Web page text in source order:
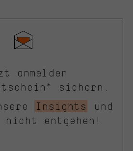
anmelden
sichern.
Insights
und
nicht entgehen!